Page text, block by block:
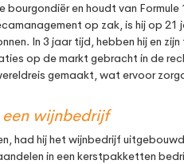
bourgondiër en houdt van
op zak, is hij op
In 3 jaar tijd, hebben hij en
op de markt gebracht in de
gemaakt, wat ervoor
wijnbedrijf
had hij het wijnbedrijf
in een kerstpakketten